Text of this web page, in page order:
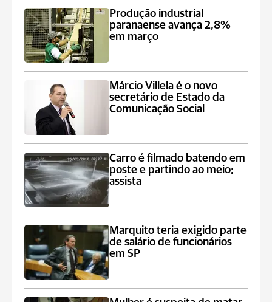
Produção industrial
paranaense avança 2,8%
em março
Márcio Villela é o novo
secretário de Estado da
Comunicação Social
Carro é filmado batendo em
poste e partindo ao meio;
assista
Marquito teria exigido parte
de salário de funcionários
em SP